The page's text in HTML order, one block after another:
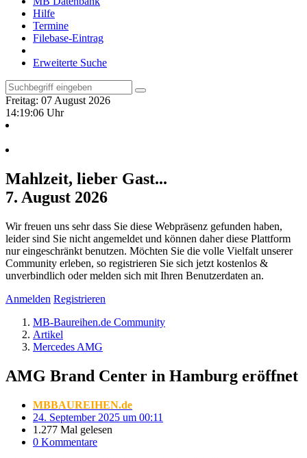
Hilfe
Termine
Filebase-Eintrag
Erweiterte Suche
Freitag: 07 August 2026
14:19:06 Uhr
Mahlzeit, lieber Gast...
7. August 2026
Wir freuen uns sehr dass Sie diese Webpräsenz gefunden haben,
leider sind Sie nicht angemeldet und können daher diese Plattform
nur eingeschränkt benutzen. Möchten Sie die volle Vielfalt unserer
Community erleben, so registrieren Sie sich jetzt kostenlos &
unverbindlich oder melden sich mit Ihren Benutzerdaten an.
Anmelden Registrieren
MB-Baureihen.de Community
Artikel
Mercedes AMG
AMG Brand Center in Hamburg eröffnet
MBBAUREIHEN.de
24. September 2025 um 00:11
1.277 Mal gelesen
0 Kommentare